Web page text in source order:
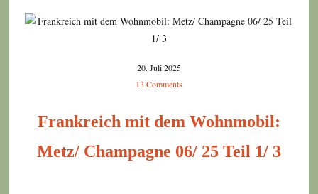
20. Juli 2025
13 Comments
Frankreich mit dem Wohnmobil:
Metz/ Champagne 06/ 25 Teil 1/ 3